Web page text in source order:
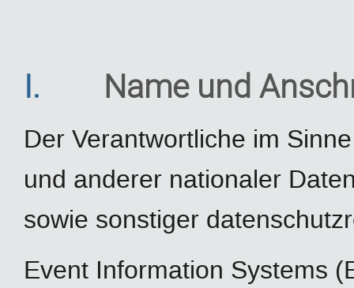
I. Name und
Der Verantwortliche im
und anderer nationaler
sowie sonstiger
Event Information Systems